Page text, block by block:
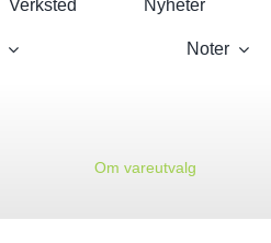
Verksted Nyheter
Noter
Om vareutvalg